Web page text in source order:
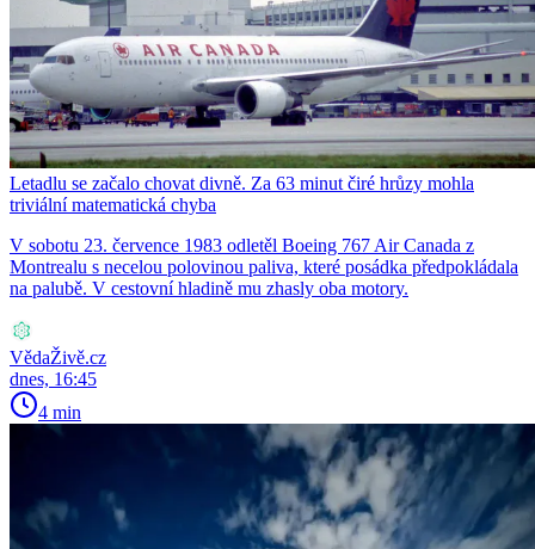
Letadlu se začalo chovat divně. Za 63 minut čiré hrůzy mohla
triviální matematická chyba
V sobotu 23. července 1983 odletěl Boeing 767 Air Canada z
Montrealu s necelou polovinou paliva, které posádka předpokládala
na palubě. V cestovní hladině mu zhasly oba motory.
VědaŽivě.cz
dnes, 16:45
4 min